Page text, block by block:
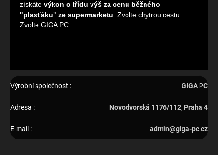
získáte výkon o třídu výš za cenu běžného
"plasťáku" ze supermarketu. Zvolte chytrou cestu.
Zvolte GIGA PC.
Výrobní společnost : GIGA PC
Adresa : Novodvorská 1176/112, Praha 4
E-mail : admin@giga-pc.cz